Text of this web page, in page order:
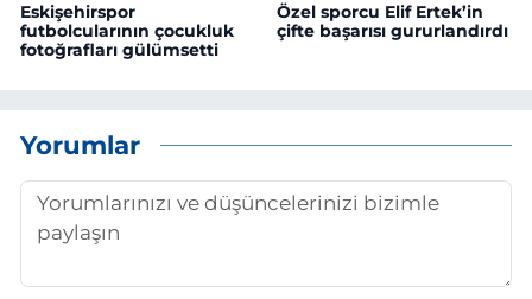
Eskişehirspor
futbolcularının çocukluk
fotoğrafları gülümsetti
Özel sporcu Elif Ertek’in
çifte başarısı gururlandırdı
Yorumlar